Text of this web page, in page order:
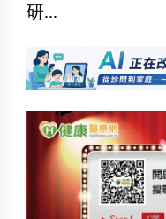
研...